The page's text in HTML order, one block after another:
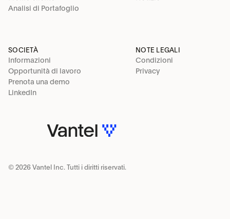
Analisi di Portafoglio
SOCIETÀ
Informazioni
Opportunità di lavoro
Prenota una demo
LinkedIn
NOTE LEGALI
Condizioni
Privacy
© 2026 Vantel Inc. Tutti i diritti riservati.